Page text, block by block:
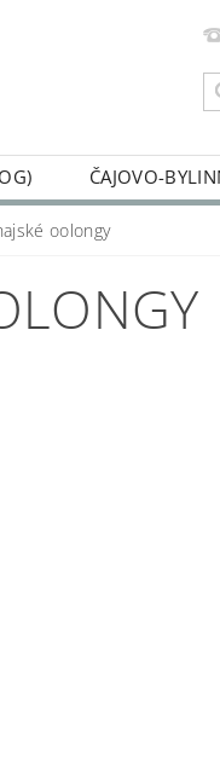
ČAJOVO-
ŠKOLKY
oolongy